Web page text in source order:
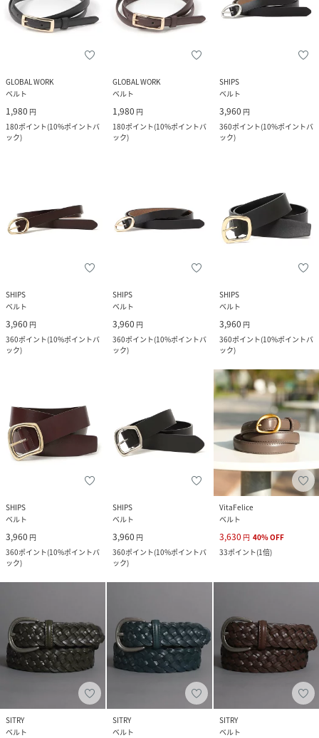
GLOBAL WORK
ベルト
1,980 円
180ポイント(10%ポイントバ
ック)
GLOBAL WORK
ベルト
1,980 円
180ポイント(10%ポイントバ
ック)
SHIPS
ベルト
3,960 円
360ポイント(10%ポイントバ
ック)
SHIPS
ベルト
3,960 円
360ポイント(10%ポイントバ
ック)
SHIPS
ベルト
3,960 円
360ポイント(10%ポイントバ
ック)
SHIPS
ベルト
3,960 円
360ポイント(10%ポイントバ
ック)
SHIPS
ベルト
3,960 円
360ポイント(10%ポイントバ
ック)
SHIPS
ベルト
3,960 円
360ポイント(10%ポイントバ
ック)
VitaFelice
ベルト
3,630 円 40%OFF
33ポイント(1倍)
SITRY
ベルト
SITRY
ベルト
SITRY
ベルト